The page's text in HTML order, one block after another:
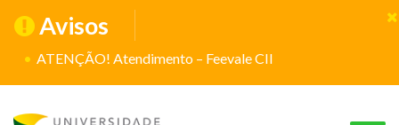
Avisos
ATENÇÃO! Atendimento – Feevale CII